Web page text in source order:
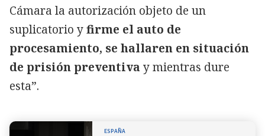
Cámara la autorización objeto de un
suplicatorio yfirme el auto de
procesamiento, se hallaren en situación
de prisión preventiva y mientras dure
esta”.
ESPAÑA